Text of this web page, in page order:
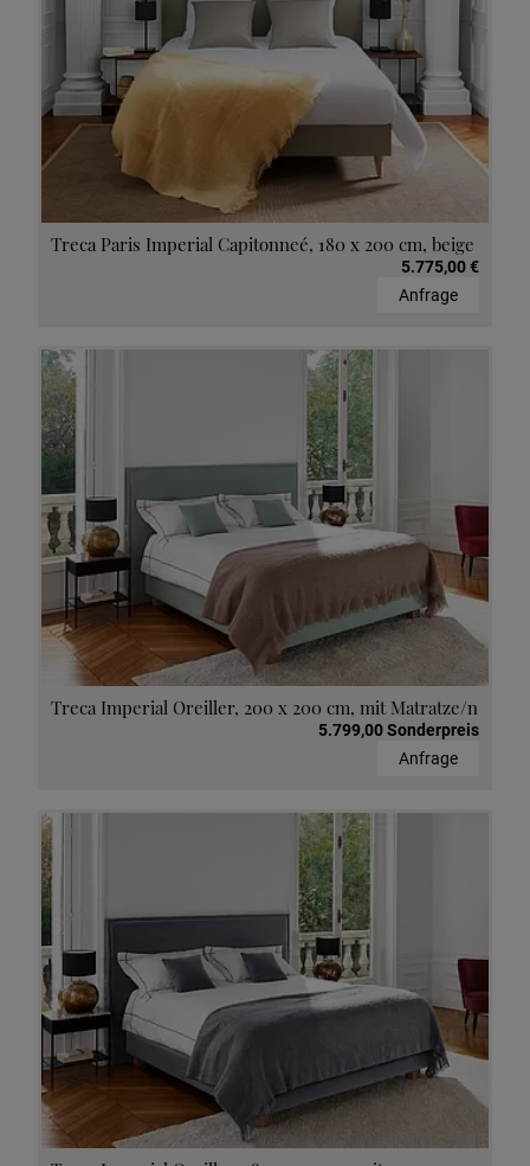
Treca Paris Imperial Capitonneé, 180 x 200 cm, beige
5.775,00 €
Anfrage
Treca Imperial Oreiller, 200 x 200 cm, mit Matratze/n
5.799,00 Sonderpreis
Anfrage